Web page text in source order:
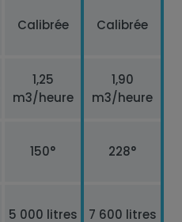
Calibrée Calibrée
1,25
m3/heure
1,90
m3/heure
150° 228°
5 000 litres 7 600 litres